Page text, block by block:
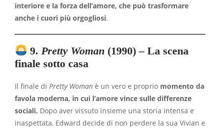
interiore e la forza dell’amore, che può trasformare
anche i cuori più orgogliosi.
9. Pretty Woman (1990) – La scena
finale sotto casa
Il finale di Pretty Woman è un vero e proprio momento da
favola moderna, in cui l’amore vince sulle differenze
sociali. Dopo aver vissuto insieme una storia intensa e
inaspettata, Edward decide di non perdere la sua Vivian e